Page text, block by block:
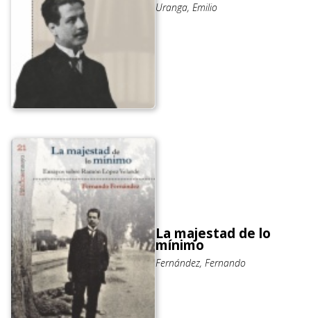
Uranga, Emilio
La majestad de lo
mínimo
Fernández, Fernando